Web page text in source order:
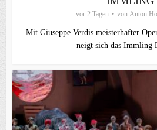
vor 2 Tagen von Anton
Mit Giuseppe Verdis meisterhafter
neigt sich das Immling